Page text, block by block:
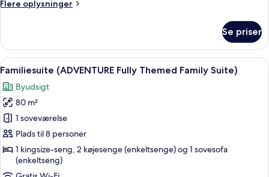
Room)
Flere oplysninger
Flere
værelse
(ADVENTURE
Fully
Room)
Se priser
Indlæs
alle
billeder
af
Familiesuite
(ADVENTURE
Fully
Themed
Et hotelværelse med en seng, et
4
Familiesuite (ADVENTURE Fully Themed Family Suite)
Byudsigt
80 m²
1 soveværelse
Plads til 8 personer
1 kingsize-seng, 2 køjesenge (enkeltsenge) og 1 sovesofa
(enkeltseng)